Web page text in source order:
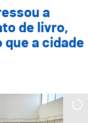
a
de livro,
a cidade